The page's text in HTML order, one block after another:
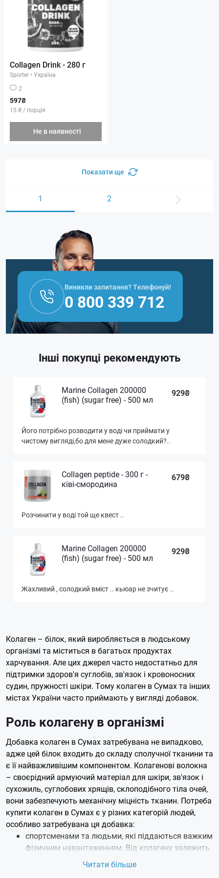
Collagen Drink - 280 г
Sporter • Україна
2
597₴
15 ₴ / порція
Не в наявності
Показати ще
1 2
Виникли запитання? Телефонуй!
0 800 339 712
Інші покупці рекомендують
Marine Collagen 200000
(fish) (sugar free) - 500 мл
929₴
Його потрібно розводити у воді чи приймати у
чистому вигляді,бо для мене дуже солодкий?..
Collagen peptide - 300 г -
ківі-смородина
679₴
Розчинити у воді той ще квест ..
Marine Collagen 200000
(fish) (sugar free) - 500 мл
929₴
Жахливий , солодкий вміст .. кьюар не зчитує ..
Колаген – білок, який виробляється в людському
організмі та міститься в багатьох продуктах
харчування. Але цих джерел часто недостатньо для
підтримки здоров'я суглобів, зв'язок і кровоносних
судин, пружності шкіри. Тому колаген в Сумах та інших
містах України часто приймають у вигляді добавок.
Роль колагену в організмі
Добавка колаген в Сумах затребувана не випадково,
адже цей білок входить до складу сполучної тканини та
є її найважливішим компонентом. Колагенові волокна
– своєрідний армуючий матеріал для шкіри, зв'язок і
сухожиль, суглобових хрящів, склоподібного тіла очей,
вони забезпечують механічну міцність тканин. Потреба
купити колаген в Сумах є у різних категорій людей,
особливо затребувана ця добавка:
спортсменами та людьми, які піддаються важким
фізичним навантаженням. Від колагену залежить
повноцінне функціонування опорно-рухового
Читати більше